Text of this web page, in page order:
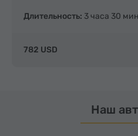
Длительность: 3 часа 30
782 USD
Наш